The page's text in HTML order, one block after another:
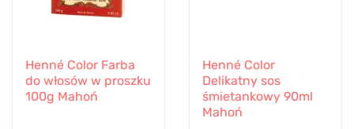
Henné Color Farba
do włosów w proszku
100g Mahoń
Henné Color
Delikatny sos
śmietankowy 90ml
Mahoń